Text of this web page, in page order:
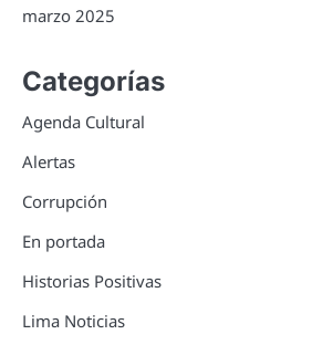
marzo 2025
Categorías
Agenda Cultural
Alertas
Corrupción
En portada
Historias Positivas
Lima Noticias